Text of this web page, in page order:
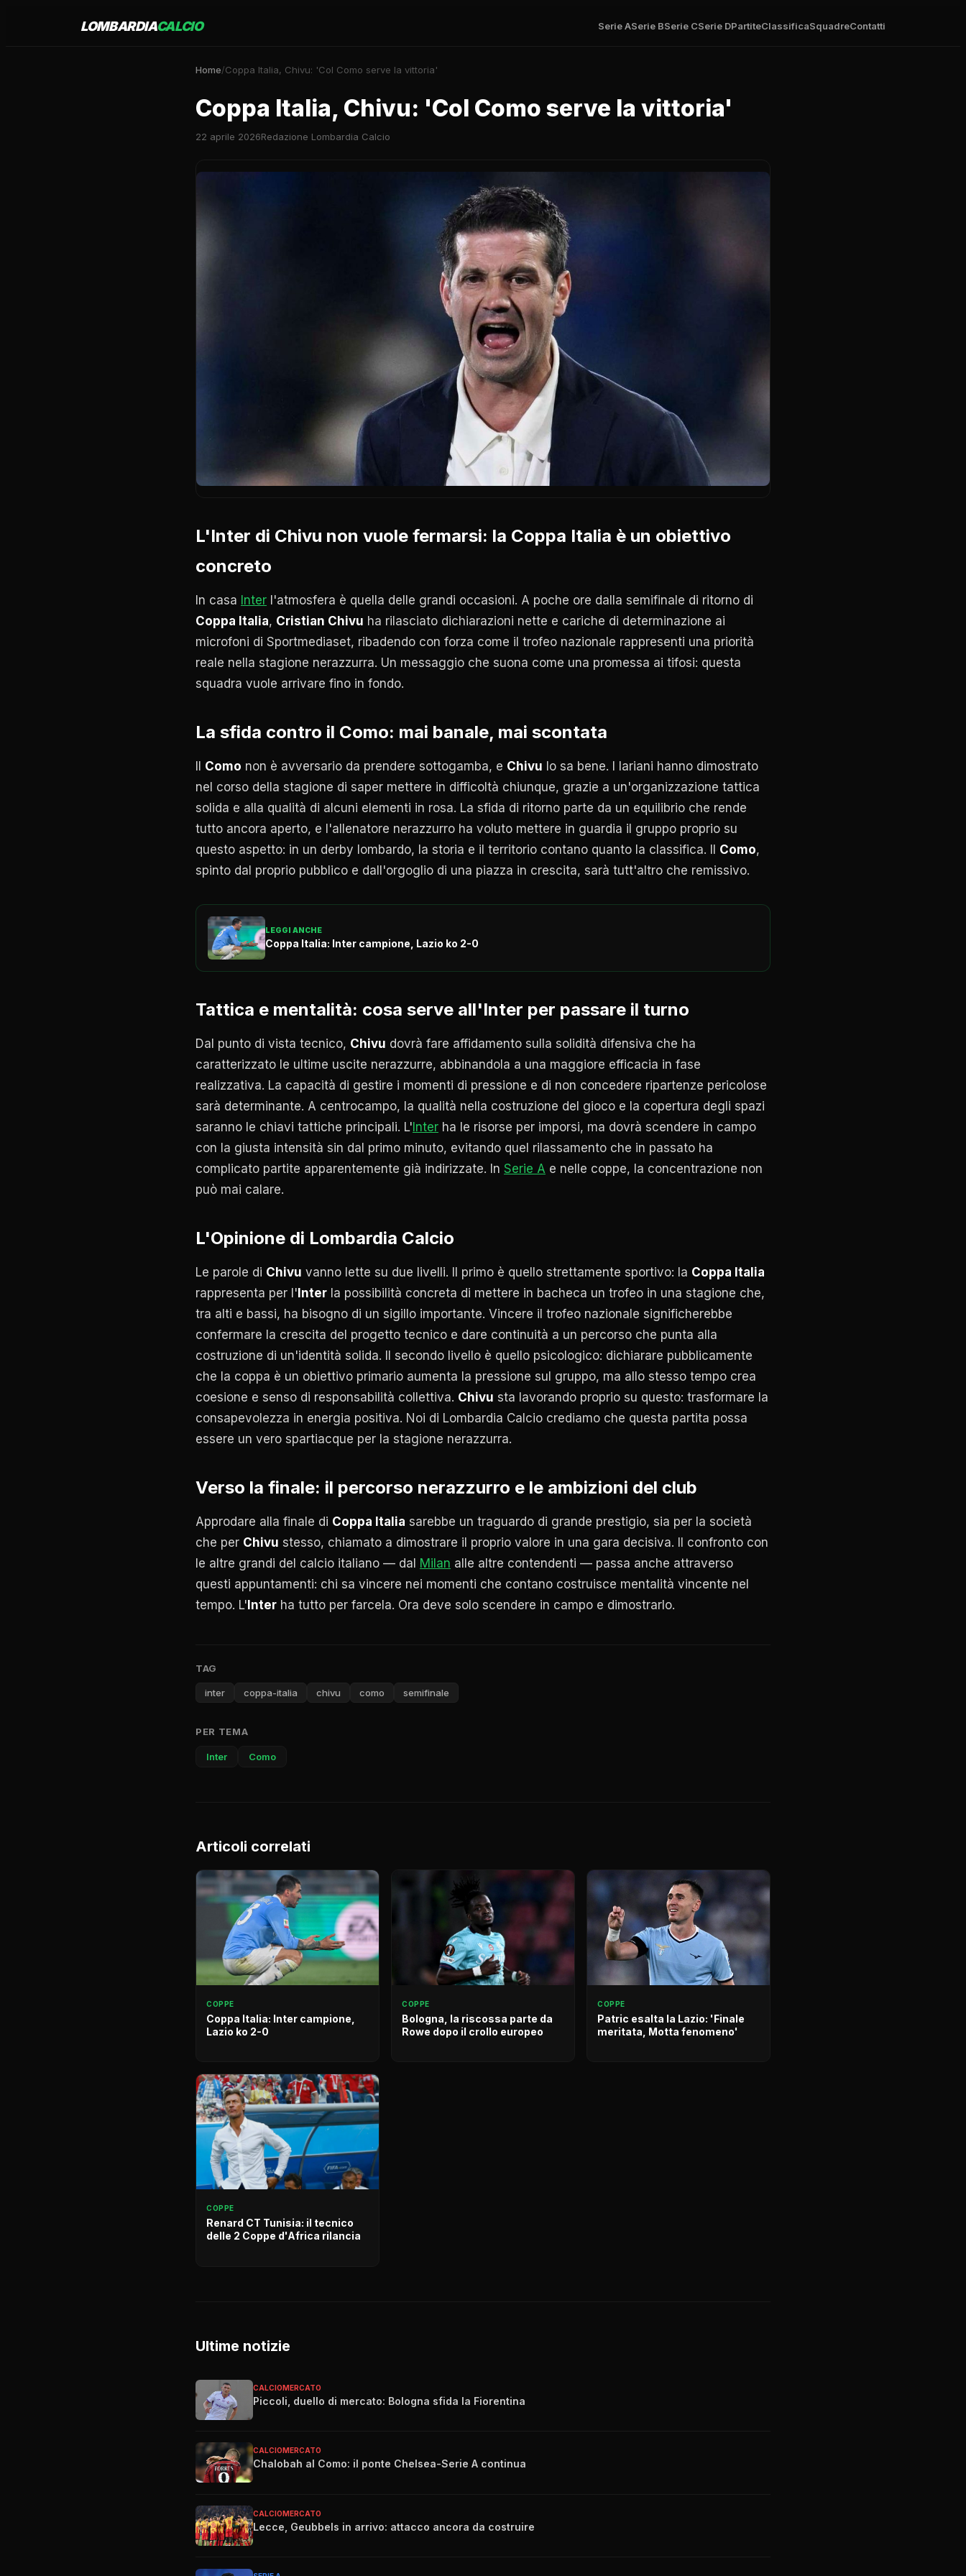
LOMBARDIACALCIO Serie ASerie BSerie CSerie DPartiteClassificaSquadreContatti
Home/Coppa Italia, Chivu: 'Col Como serve la vittoria'
Coppa Italia, Chivu: 'Col Como serve la vittoria'
22 aprile 2026Redazione Lombardia Calcio
L'Inter di Chivu non vuole fermarsi: la Coppa Italia è un obiettivo
concreto
In casa Inter l'atmosfera è quella delle grandi occasioni. A poche ore dalla semifinale di ritorno di
Coppa Italia, Cristian Chivu ha rilasciato dichiarazioni nette e cariche di determinazione ai
microfoni di Sportmediaset, ribadendo con forza come il trofeo nazionale rappresenti una priorità
reale nella stagione nerazzurra. Un messaggio che suona come una promessa ai tifosi: questa
squadra vuole arrivare fino in fondo.
La sfida contro il Como: mai banale, mai scontata
Como non è avversario da prendere sottogamba, e Chivu lo sa bene. I lariani hanno dimostrato
nel corso della stagione di saper mettere in difficoltà chiunque, grazie a un'organizzazione tattica
solida e alla qualità di alcuni elementi in rosa. La sfida di ritorno parte da un equilibrio che rende
tutto ancora aperto, e l'allenatore nerazzurro ha voluto mettere in guardia il gruppo proprio su
questo aspetto: in un derby lombardo, la storia e il territorio contano quanto la classifica. Il Como,
spinto dal proprio pubblico e dall'orgoglio di una piazza in crescita, sarà tutt'altro che remissivo.
LEGGI ANCHE
Coppa Italia: Inter campione, Lazio ko 2-0
Tattica e mentalità: cosa serve all'Inter per passare il turno
Dal punto di vista tecnico, Chivu dovrà fare affidamento sulla solidità difensiva che ha
caratterizzato le ultime uscite nerazzurre, abbinandola a una maggiore efficacia in fase
realizzativa. La capacità di gestire i momenti di pressione e di non concedere ripartenze pericolose
sarà determinante. A centrocampo, la qualità nella costruzione del gioco e la copertura degli spazi
saranno le chiavi tattiche principali. L' Inter ha le risorse per imporsi, ma dovrà scendere in campo
con la giusta intensità sin dal primo minuto, evitando quel rilassamento che in passato ha
complicato partite apparentemente già indirizzate. In Serie A e nelle coppe, la concentrazione non
può mai calare.
L'Opinione di Lombardia Calcio
Le parole di Chivu vanno lette su due livelli. Il primo è quello strettamente sportivo: la Coppa Italia
rappresenta per l' Inter la possibilità concreta di mettere in bacheca un trofeo in una stagione che,
tra alti e bassi, ha bisogno di un sigillo importante. Vincere il trofeo nazionale significherebbe
confermare la crescita del progetto tecnico e dare continuità a un percorso che punta alla
costruzione di un'identità solida. Il secondo livello è quello psicologico: dichiarare pubblicamente
che la coppa è un obiettivo primario aumenta la pressione sul gruppo, ma allo stesso tempo crea
coesione e senso di responsabilità collettiva. Chivu sta lavorando proprio su questo: trasformare la
consapevolezza in energia positiva. Noi di Lombardia Calcio crediamo che questa partita possa
essere un vero spartiacque per la stagione nerazzurra.
Verso la finale: il percorso nerazzurro e le ambizioni del club
Approdare alla finale di Coppa Italia sarebbe un traguardo di grande prestigio, sia per la società
che per Chivu stesso, chiamato a dimostrare il proprio valore in una gara decisiva. Il confronto con
le altre grandi del calcio italiano — dal Milan alle altre contendenti — passa anche attraverso
questi appuntamenti: chi sa vincere nei momenti che contano costruisce mentalità vincente nel
tempo. L' Inter ha tutto per farcela. Ora deve solo scendere in campo e dimostrarlo.
TAG
inter coppa-italia chivu como semifinale
PER TEMA
Inter Como
Articoli correlati
COPPE
Coppa Italia: Inter campione,
Lazio ko 2-0
COPPE
Bologna, la riscossa parte da
Rowe dopo il crollo europeo
COPPE
Patric esalta la Lazio: 'Finale
meritata, Motta fenomeno'
COPPE
Renard CT Tunisia: il tecnico
delle 2 Coppe d'Africa rilancia
Ultime notizie
CALCIOMERCATO
Piccoli, duello di mercato: Bologna sfida la Fiorentina
CALCIOMERCATO
Chalobah al Como: il ponte Chelsea-Serie A continua
CALCIOMERCATO
Lecce, Geubbels in arrivo: attacco ancora da costruire